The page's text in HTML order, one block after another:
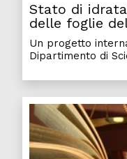
Stato di
delle foglie
Un progetto
Dipartimento di